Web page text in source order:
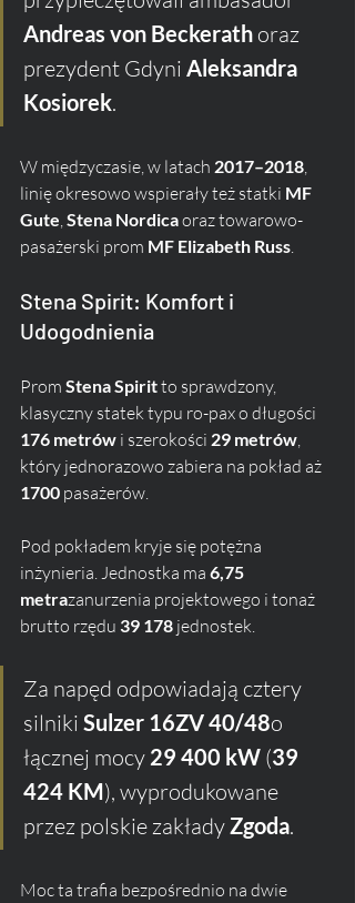
Andreas von Beckerath oraz
prezydent Gdyni Aleksandra
Kosiorek.
W międzyczasie, w latach 2017–2018
linię okresowo wspierały też statki MF
Gute Stena Nordica oraz towarowo-
pasażerski prom MF Elizabeth Russ
Stena Spirit: Komfort i
Udogodnienia
Prom Stena Spirit to sprawdzony,
klasyczny statek typu ro-pax o długości
176 metrów i szerokości 29 metrów
który jednorazowo zabiera na pokład aż
1700 pasażerów.
Pod pokładem kryje się potężna
inżynieria. Jednostka ma 6,75
metrazanurzenia projektowego i tonaż
brutto rzędu 39 178 jednostek.
Za napęd odpowiadają cztery
silniki Sulzer 16ZV 40/48o
łącznej mocy 29 400 kW (39
424 KM), wyprodukowane
przez polskie zakłady Zgoda.
Moc ta trafia bezpośrednio na dwie